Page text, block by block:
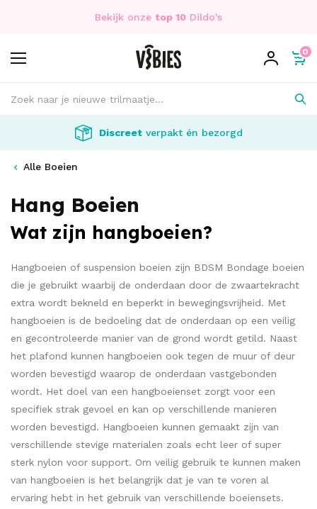
Bekijk onze top 10 Dildo's
0
Discreetverpakt én bezorgd
Alle Boeien
Hang Boeien
Wat zijn hangboeien?
Hangboeien of suspension boeien zijn BDSM Bondage boeien
die je gebruikt waarbij de onderdaan door de zwaartekracht
extra wordt bekneld en beperkt in bewegingsvrijheid. Met
hangboeien is de bedoeling dat de onderdaan op een veilig
en gecontroleerde manier van de grond wordt getild. Naast
het plafond kunnen hangboeien ook tegen de muur of deur
worden bevestigd waarop de onderdaan vastgebonden
wordt. Het doel van een hangboeienset zorgt voor een
specifiek strak gevoel en kan op verschillende manieren
worden bevestigd. Hangboeien kunnen gemaakt zijn van
verschillende stevige materialen zoals echt leer of super
sterk nylon voor support. Om veilig gebruik te kunnen maken
van hangboeien is het belangrijk dat je van te voren al
ervaring hebt in het gebruik van verschillende boeiensets.